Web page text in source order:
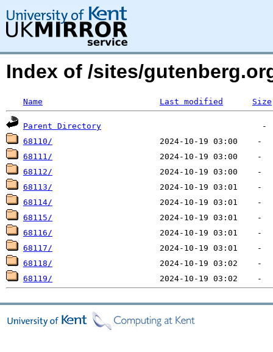
Index of /sites/
Name Last modified Size
Parent Directory
68110/
68111/
68112/
68113/
68114/
68115/
68116/
68117/
68118/
68119/